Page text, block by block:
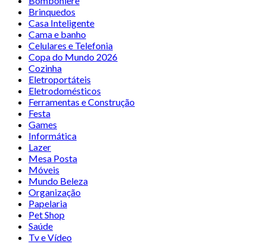
Brinquedos
Casa Inteligente
Cama e banho
Celulares e Telefonia
Copa do Mundo 2026
Cozinha
Eletroportáteis
Eletrodomésticos
Ferramentas e Construção
Festa
Games
Informática
Lazer
Mesa Posta
Móveis
Mundo Beleza
Organização
Papelaria
Pet Shop
Saúde
Tv e Vídeo